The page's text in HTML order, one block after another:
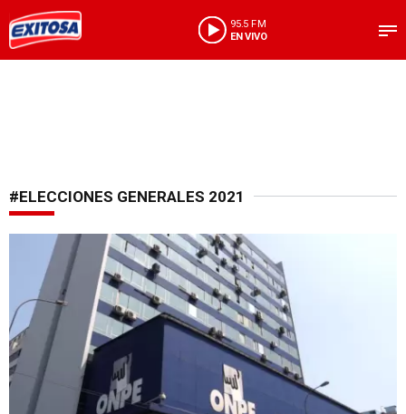
95.5 FM
EN VIVO
#ELECCIONES GENERALES 2021
Plata para los partidos políticos